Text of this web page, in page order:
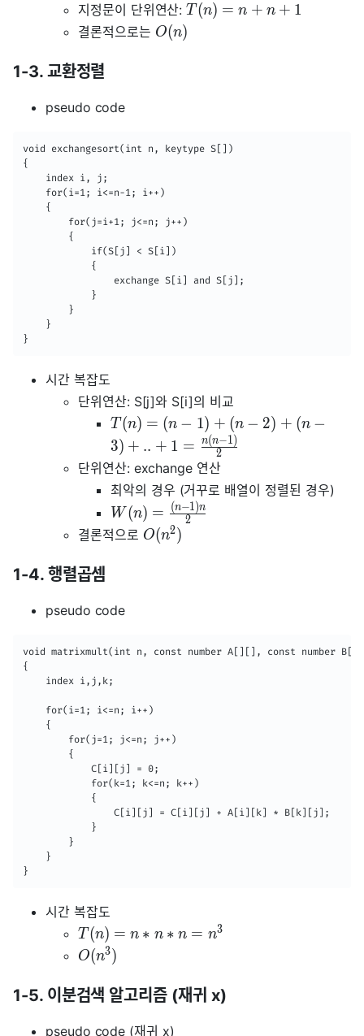
지정문이 단위연산:T (n) = n + n + 1
결론적으로는 O(n)
1-3. 교환정렬
pseudo code
void exchangesort(int n, keytype S[])
{
    for(i=1; i<=n-1; i++)
    {
        {
            {
            }
        }
    }
}
시간 복잡도
단위연산: S[j]와 S[i]의 비교
T (n) = (n − 1) + (n − 2) + (n −
3) + .. + 1 = 2
n(n−1)
단위연산: exchange 연산
최악의 경우 (거꾸로 배열이 정렬된 경우)
W (n) = 2
(n−1)n
결론적으로 O(n2)
1-4. 행렬곱셈
pseudo code
void matrixmult(int n, const number A[][], const number
{
    for(i=1; i<=n; i++)
    {
        {
            {
            }
    }
}
시간 복잡도
T (n) = n ∗ n ∗ n = n3
O(n3)
1-5. 이분검색 알고리즘 (재귀 x)
pseudo code (재귀 x)